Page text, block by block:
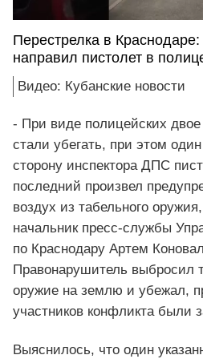
Перестрелка в
направил пистолет в
Видео: Кубанские новости
- При виде полицейских двое
стали убегать, при этом
сторону инспектора ДПС
последний произвел
воздух из табельного
начальник пресс-службы
по Краснодару Артем
Правонарушитель выбросил
оружие на землю и убежал,
участников конфликта были
Выяснилось, что один